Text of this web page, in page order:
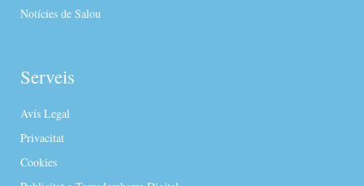
Notícies de Salou
Serveis
Avís Legal
Privacitat
Cookies